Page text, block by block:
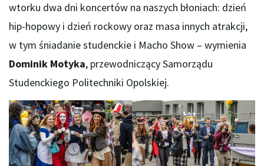
wtorku dwa dni koncertów na naszych błoniach: dzień
hip-hopowy i dzień rockowy oraz masa innych atrakcji,
w tym śniadanie studenckie i Macho Show – wymienia
Dominik Motyka, przewodniczący Samorządu
Studenckiego Politechniki Opolskiej.